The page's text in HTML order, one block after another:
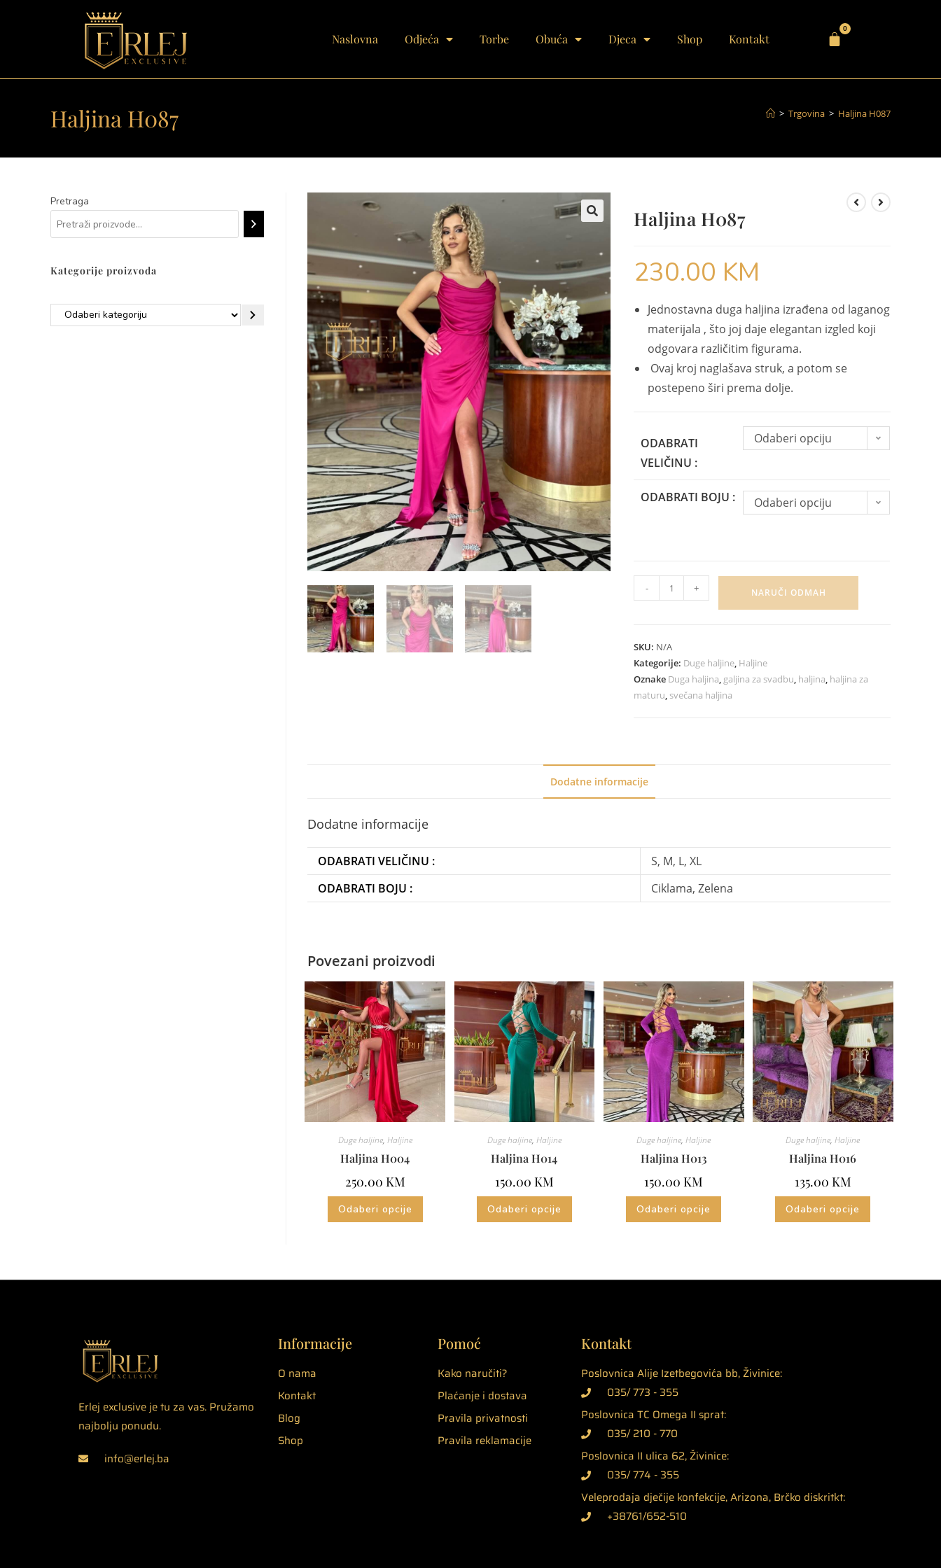
Naslovna Odjeća Torbe Obuća Djeca Shop Kontakt
0
Haljina H087 > Trgovina > Haljina H087
Haljina H087
230.00 KM
Jednostavna duga haljina izrađena od laganog
materijala , što joj daje elegantan izgled koji
odgovara različitim figurama.
Ovaj kroj naglašava struk, a potom se
postepeno širi prema dolje.
ODABRATI
VELIČINU :
Odaberi opciju
ODABRATI BOJU : Odaberi opciju
- + NARUČI ODMAH
SKU: N/A
Kategorije: Duge haljine, Haljine
Oznake Duga haljina, galjina za svadbu, haljina, haljina za
maturu, svečana haljina
Dodatne informacije
Dodatne informacije
ODABRATI VELIČINU :
S, M, L, XL
ODABRATI BOJU :
Ciklama, Zelena
Povezani proizvodi
Duge haljine, Haljine
Haljina H004
250.00 KM
Odaberi opcije
Duge haljine, Haljine
Haljina H014
150.00 KM
Odaberi opcije
Duge haljine,Haljine
Haljina H013
150.00 KM
Odaberi opcije
Duge haljine,Haljine
Haljina H016
135.00 KM
Odaberi opcije
Pretraga
Kategorije proizvoda
Erlej exclusive je tu za vas. Pružamo
najbolju ponudu.
info@erlej.ba
Informacije
O nama
Kontakt
Blog
Shop
Pomoć
Kako naručiti?
Plaćanje i dostava
Pravila privatnosti
Pravila reklamacije
Kontakt
Poslovnica Alije Izetbegovića bb, Živinice:
035/ 773 - 355
Poslovnica TC Omega II sprat:
035/ 210 - 770
Poslovnica II ulica 62, Živinice:
035/ 774 - 355
Veleprodaja dječije konfekcije, Arizona, Brčko diskritkt:
+38761/652-510